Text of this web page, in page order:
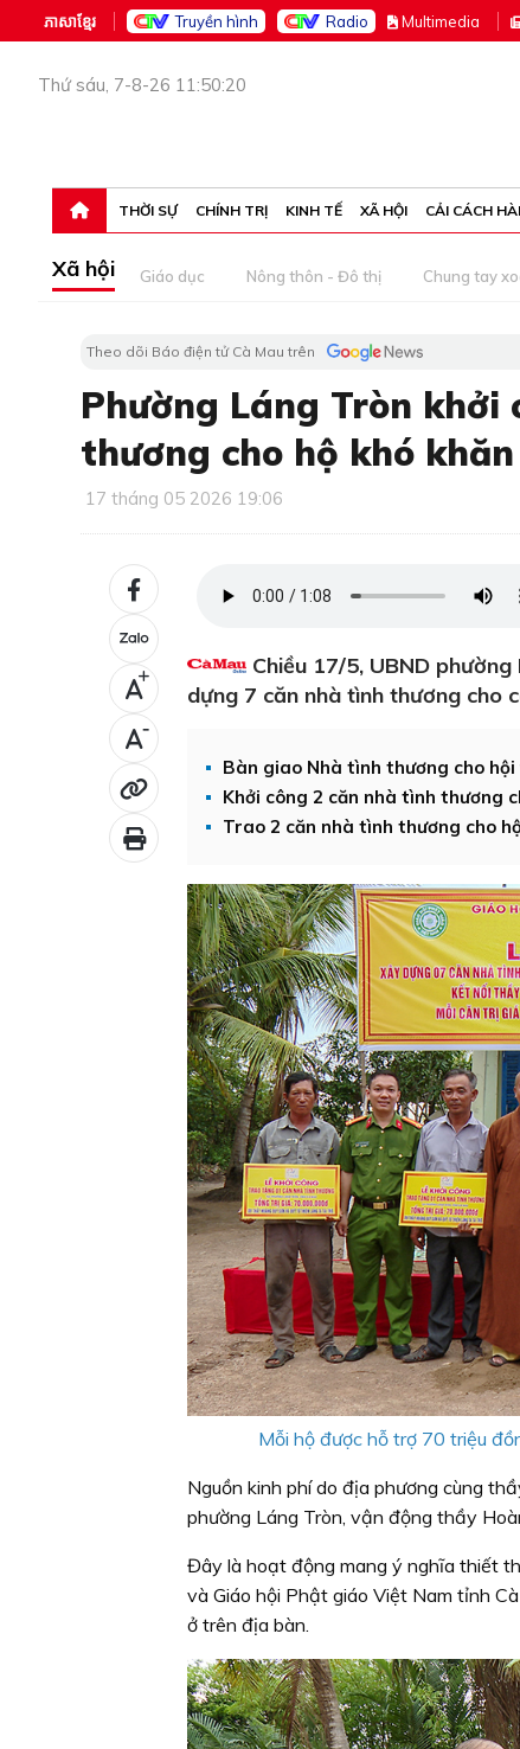
ភាសាខ្មែរ Truyền hình Radio Multimedia
Thứ sáu, 7-8-26 11:50:20
THỜI SỰ CHÍNH TRỊ KINH TẾ XÃ HỘI CẢI CÁCH
Xã hội Giáo dục Nông thôn - Đô thị Chung tay
Theo dõi Báo điện tử Cà Mau trên
Phường Láng Tròn
thương cho hộ khó khăn
17 tháng 05 2026 19:06
+
-
Chiều 17/5, UBND
dựng 7 căn nhà tình thương cho
Bàn giao Nhà tình thương cho
Khởi công 2 căn nhà tình thương
Trao 2 căn nhà tình thương cho
Mỗi hộ được hỗ trợ 70 triệu
Nguồn kinh phí do địa phương cùng
phường Láng Tròn, vận động thầy
Đây là hoạt động mang ý nghĩa thiết
và Giáo hội Phật giáo Việt Nam tỉnh
ở trên địa bàn.